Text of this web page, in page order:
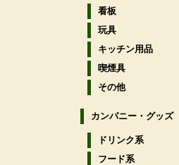
看板
玩具
キッチン用品
喫煙具
その他
カンパニー・グッズ
ドリンク系
フード系